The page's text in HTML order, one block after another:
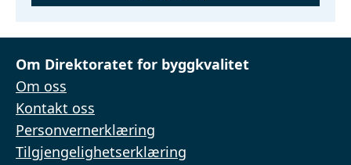
Om Direktoratet for byggkvalitet
Om oss
Kontakt oss
Personvernerklæring
Tilgjengelighetserklæring